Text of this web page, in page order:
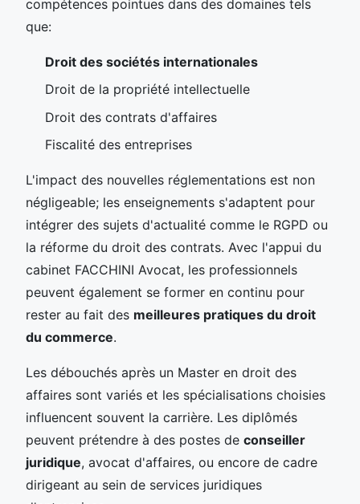
compétences pointues dans des domaines tels
que:
Droit des sociétés internationales
Droit de la propriété intellectuelle
Droit des contrats d'affaires
Fiscalité des entreprises
L'impact des nouvelles réglementations est non
négligeable; les enseignements s'adaptent pour
intégrer des sujets d'actualité comme le RGPD ou
la réforme du droit des contrats. Avec l'appui du
cabinet FACCHINI Avocat, les professionnels
peuvent également se former en continu pour
rester au fait des meilleures pratiques du droit
du commerce.
Les débouchés après un Master en droit des
affaires sont variés et les spécialisations choisies
influencent souvent la carrière. Les diplômés
peuvent prétendre à des postes de conseiller
juridique, avocat d'affaires, ou encore de cadre
dirigeant au sein de services juridiques